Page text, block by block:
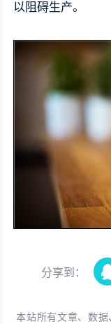
以阻碍生产。
分享到：
本站所有文章、数